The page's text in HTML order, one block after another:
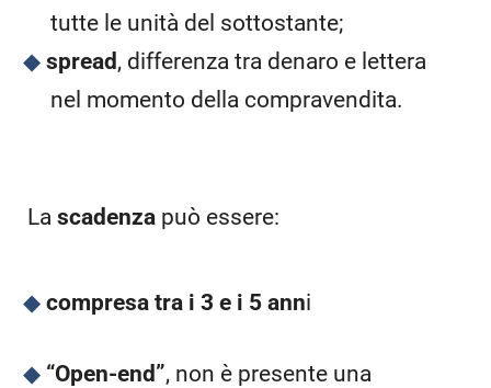
tutte le unità del sottostante;
spread , differenza tra denaro e lettera
nel momento della compravendita.
La scadenza può essere:
compresa tra i 3 e i 5 anni
“Open-end”, non è presente una